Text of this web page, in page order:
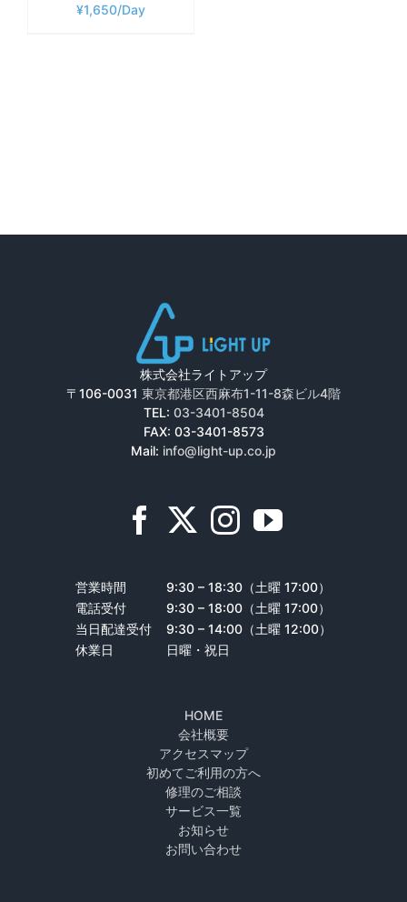
¥1,650
株式会社ライトアップ
〒106-0031 東京都港区西麻布1-11-8森ビル4階
TEL: 03-3401-8504
FAX: 03-3401-8573
Mail: info@light-up.co.jp
営業時間
9:30 – 18:30（土曜 17:00）
電話受付
9:30 – 18:00（土曜 17:00）
当日配達受付
9:30 – 14:00（土曜 12:00）
休業日
日曜・祝日
HOME
会社概要
アクセスマップ
初めてご利用の方へ
修理のご相談
サービス一覧
お知らせ
お問い合わせ